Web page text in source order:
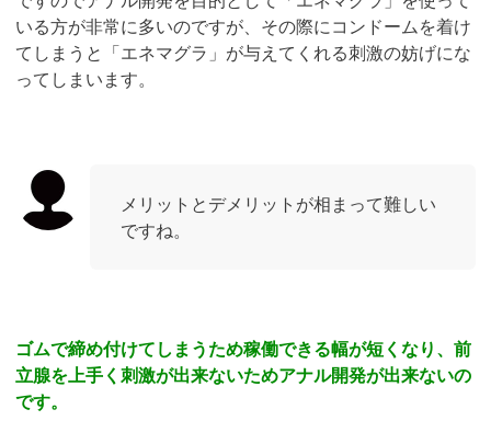
いる方が非常に多いのですが、その際にコンドームを着け
てしまうと「エネマグラ」が与えてくれる刺激の妨げにな
ってしまいます。
メリットとデメリットが相まって難しい
ですね。
ゴムで締め付けてしまうため稼働できる幅が短くなり、前
立腺を上手く刺激が出来ないためアナル開発が出来ないの
です。